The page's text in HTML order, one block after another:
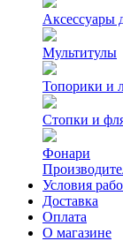
Аксессуары
Мультитулы
Топорики и
Стопки и
Фонари
Условия
Доставка
Оплата
О магазине